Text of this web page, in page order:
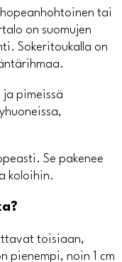
tai
on suomujen
Sokeritoukalla on
pimeissä
Se pakenee
koloihin.
toisiaan,
pienempi, noin 1 cm